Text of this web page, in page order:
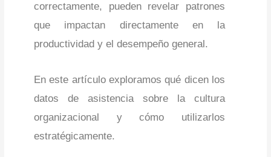
correctamente, pueden revelar patrones
que impactan directamente en la
productividad y el desempeño general.
En este artículo exploramos qué dicen los
datos de asistencia sobre la cultura
organizacional y cómo utilizarlos
estratégicamente.